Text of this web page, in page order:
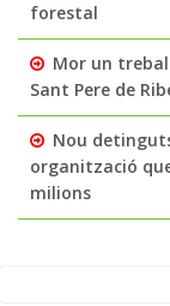
forestal
Mor un
Sant Pere de
Nou
organització
milions